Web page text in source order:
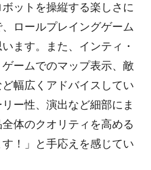
ットを操縦する楽しさに
ロールプレイングゲーム
ます。また、インティ・
ームでのマップ表示、敵
幅広くアドバイスしてい
ー性、演出など細部にま
体のクオリティを高める
！」と手応えを感じてい